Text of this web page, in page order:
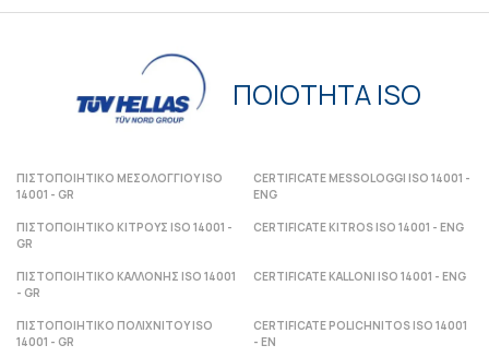
ΠΟΙΟΤΗΤΑ ISO
ΠΙΣΤΟΠΟΙΗΤΙΚΟ ΜΕΣΟΛΟΓΓΙΟΥ ISO
14001 - GR
CERTIFICATE MESSOLOGGI ISO 14001 -
ENG
ΠΙΣΤΟΠΟΙΗΤΙΚΟ ΚΙΤΡΟΥΣ ISO 14001 -
GR
CERTIFICATE KITROS ISO 14001 - ENG
ΠΙΣΤΟΠΟΙΗΤΙΚΟ ΚΑΛΛΟΝΗΣ ISO 14001
- GR
CERTIFICATE KALLONI ISO 14001 - ENG
ΠΙΣΤΟΠΟΙΗΤΙΚΟ ΠΟΛΙΧΝΙΤΟΥ ISO
14001 - GR
CERTIFICATE POLICHNITOS ISO 14001
- ΕΝ